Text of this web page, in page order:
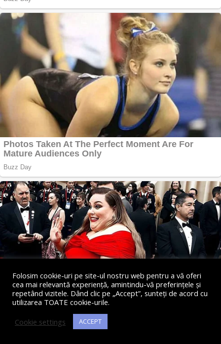
Folosim cookie-uri pe site-ul nostru web pentru a vă oferi
cea mai relevantă experiență, amintindu-vă preferințele și
repetând vizitele. Dând clic pe „Accept”, sunteți de acord cu
utilizarea TOATE cookie-urile.
Cookie settings
ACCEPT